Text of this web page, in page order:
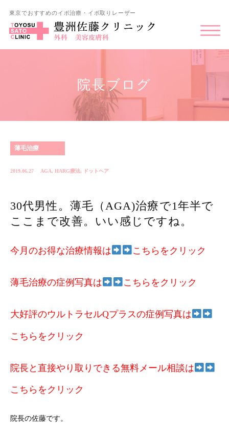
東京でおすすめのイボ治療・イボ取りレーザー
院長ブログ
薄毛治療
2019.06.27 AGA, HARG療法, ドットヘア
30代男性。薄毛（AGA)治療で1年半で
ここまで改善。いい感じですね。
今月のお得な治療情報は こちらをクリック
薄毛治療の症例写真は こちらをクリック
大好評のウルトラセルQプラスの症例写真は
こちらをクリック
院長と直接やり取りできる無料メール相談は
こちらをクリック
院長の佐藤です。